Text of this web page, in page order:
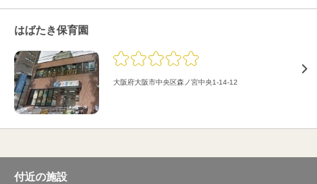
はばたき保育園
大阪府大阪市中央区森ノ宮中央1-14-12
付近の施設